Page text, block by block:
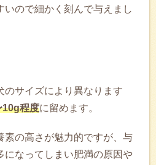
いので細かく刻んで与えまし
のサイズにより異なります
10g程度に留めます。
素の高さが魅力的ですが、与
になってしまい肥満の原因や